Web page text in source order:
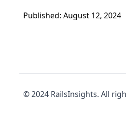
Published: August 12, 2024
© 2024 RailsInsights. All